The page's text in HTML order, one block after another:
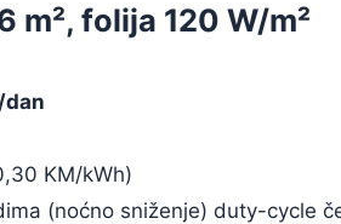
m², folija 120 W/m²
dan
KM/kWh)
(noćno sniženje) duty-cycle